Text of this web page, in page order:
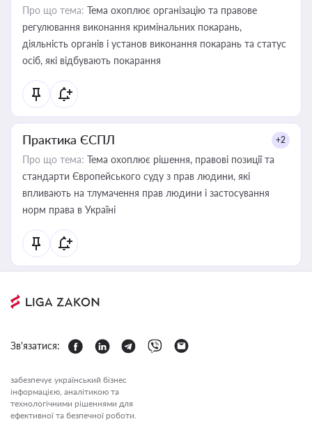
Про що тема: Тема охоплює організацію та правове
регулювання виконання кримінальних покарань,
діяльність органів і установ виконання покарань та статус
осіб, які відбувають покарання
Практика ЄСПЛ +2
Про що тема: Тема охоплює рішення, правові позиції та
стандарти Європейського суду з прав людини, які
впливають на тлумачення прав людини і застосування
норм права в Україні
Зв'язатися:
забезпечує український бізнес
інформацією, аналітикою та
технологічними рішеннями для
ефективної та безпечної роботи.